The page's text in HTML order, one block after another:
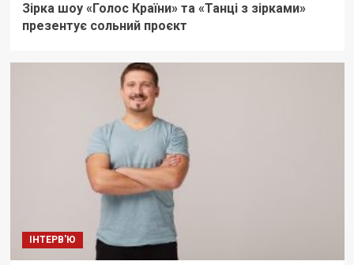
Зірка шоу «Голос Країни» та «Танці з зірками»
презентує сольний проєкт
ІНТЕРВ'Ю